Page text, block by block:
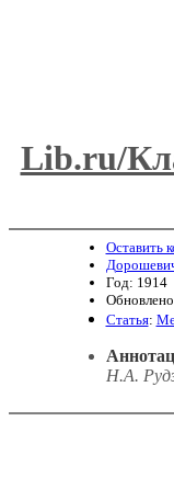
Lib.ru/
Оставить
Год: 1914
Статья:
H.A.